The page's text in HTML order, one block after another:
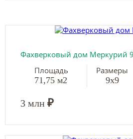
Фахверковый дом Меркурий
Площадь
71,75 м2
Размеры
9х9
3 млн ₽